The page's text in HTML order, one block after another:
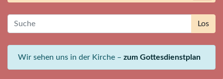
Wir sehen uns in der Kirche – zum Gottesdienstplan